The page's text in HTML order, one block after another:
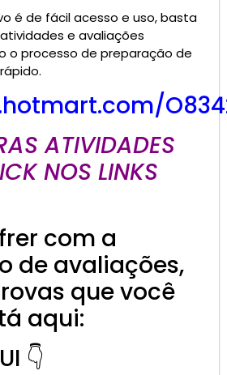
é de fácil acesso e uso, basta
e avaliações
o processo de preparação de
ATIVIDADES
NOS LINKS
com a
de avaliações,
que você
aqui:
👇